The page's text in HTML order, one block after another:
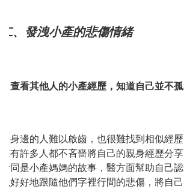
二、發洩小產的悲傷情緒
1. 查看其他人的小產經歷，知道自己並不
對身邊的人難以啟齒，也很難找到相似經
在有許多人都不吝嗇將自己的親身經歷分
看同是小產媽媽的故事，醫方面幫助自己
以好好地跟隨他們字裡行間的悲傷，將自